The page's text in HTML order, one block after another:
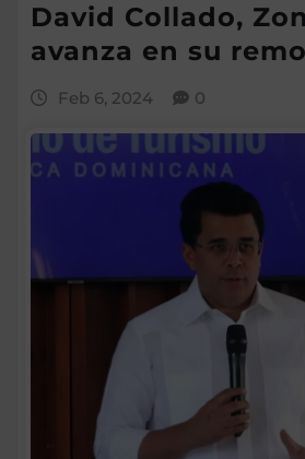
David Collado,
avanza en su
Feb 6, 2024 0